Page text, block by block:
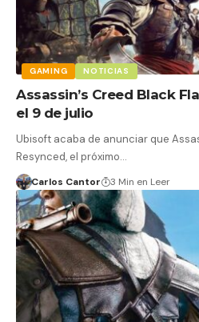
GAMING NOTICIAS
Assassin’s Creed Black
el 9 de julio
Ubisoft acaba de anunciar que
Resynced, el próximo…
Carlos Cantor 3 Min en Leer